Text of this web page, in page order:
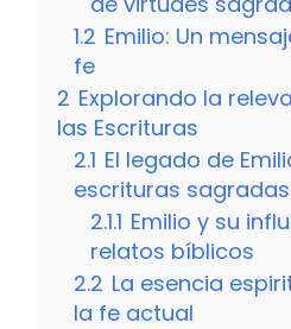
1.2 Emilio: Un
fe
2 Explorando la
las Escrituras
2.1 El legado de
escrituras sagradas
2.1.1 Emilio y su
relatos bíblicos
2.2 La esencia
la fe actual